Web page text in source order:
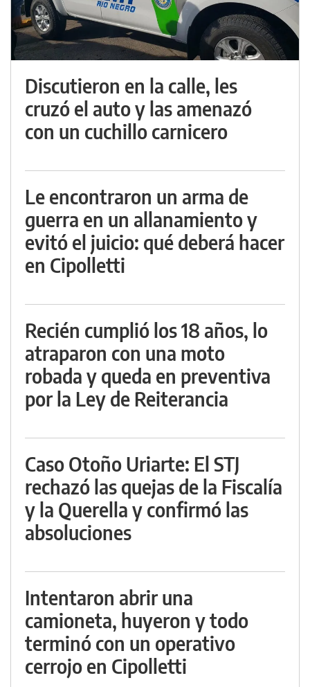
Discutieron en la calle, les
cruzó el auto y las amenazó
con un cuchillo carnicero
Le encontraron un arma de
guerra en un allanamiento y
evitó el juicio: qué deberá hacer
en Cipolletti
Recién cumplió los 18 años, lo
atraparon con una moto
robada y queda en preventiva
por la Ley de Reiterancia
Caso Otoño Uriarte: El STJ
rechazó las quejas de la Fiscalía
y la Querella y confirmó las
absoluciones
Intentaron abrir una
camioneta, huyeron y todo
terminó con un operativo
cerrojo en Cipolletti